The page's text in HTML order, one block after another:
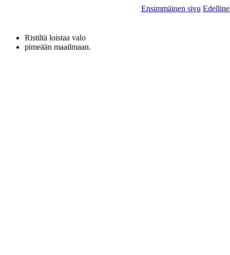
Ensimmäinen sivu
Ristiltä loistaa valo
pimeään maailmaan.